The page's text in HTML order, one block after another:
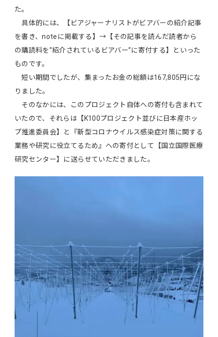
た。
具体的には、【ビアジャーナリストがビアバーの紹介記事
を書き、noteに掲載する】→【その記事を読んだ読者から
の購読料を”紹介されているビアバー”に寄付する】といった
ものです。
短い期間でしたが、集まったお金の総額は167,805円にな
りました。
そのなかには、このプロジェクト自体への寄付も含まれて
いたので、それらは【K100プロジェクト並びに日本産ホッ
プ推進委員会】と『新型コロナウイルス感染症対策に関する
業務や研究に役立てるため』への寄付として【国立国際医療
研究センター】に送らせていただきました。